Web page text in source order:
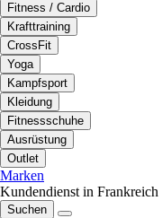
Fitness / Cardio
Krafttraining
CrossFit
Yoga
Kampfsport
Kleidung
Fitnessschuhe
Ausrüstung
Outlet
Marken
Kundendienst in Frankreich
Suchen